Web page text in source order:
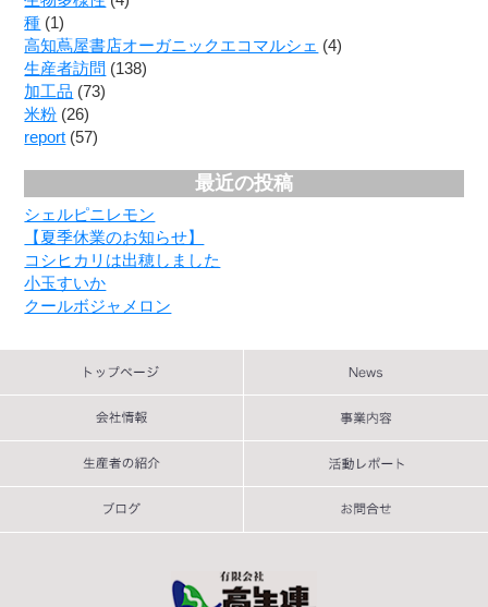
種 (1)
高知蔦屋書店オーガニックエコマルシェ (4)
生産者訪問 (138)
加工品 (73)
米粉 (26)
report (57)
最近の投稿
シェルピニレモン
【夏季休業のお知らせ】
コシヒカリは出穂しました
小玉すいか
クールボジャメロン